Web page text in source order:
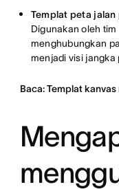
Templat peta
Digunakan oleh
menghubungkan
menjadi visi jangka
Baca: Templat